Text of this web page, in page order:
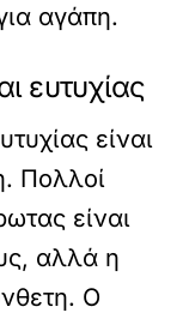
αγάπη.
ευτυχίας
είναι
Πολλοί
είναι
αλλά η
Ο